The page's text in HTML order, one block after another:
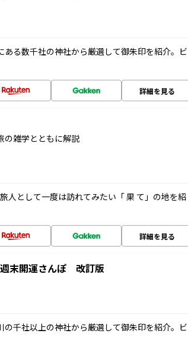
ある数千社の神社から厳選して御朱印を紹介。ビ
詳細を見る
の雑学とともに解説
人として一度は訪れてみたい「 果 て」の地を紹
詳細を見る
末開運さんぽ 改訂版
の千社以上の神社から厳選して御朱印を紹介。ビ